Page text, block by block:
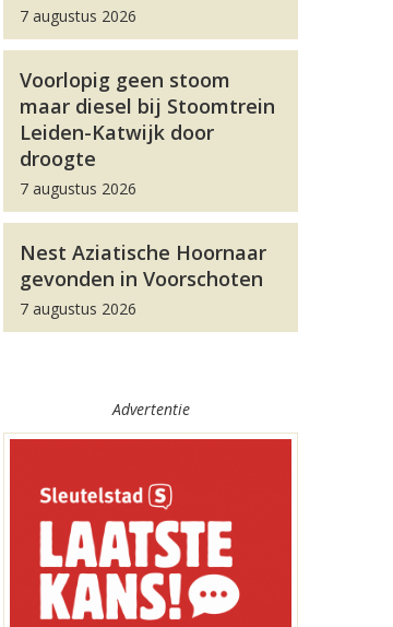
7 augustus 2026
Voorlopig geen stoom
maar diesel bij Stoomtrein
Leiden-Katwijk door
droogte
7 augustus 2026
Nest Aziatische Hoornaar
gevonden in Voorschoten
7 augustus 2026
Advertentie